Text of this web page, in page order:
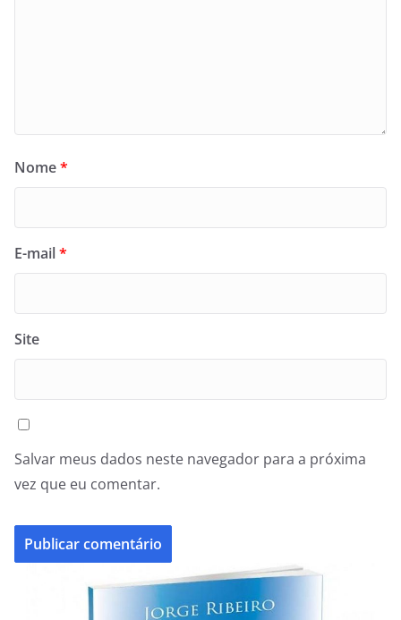
Nome*
E-mail*
Site
Salvar meus dados neste navegador para a próxima
vez que eu comentar.